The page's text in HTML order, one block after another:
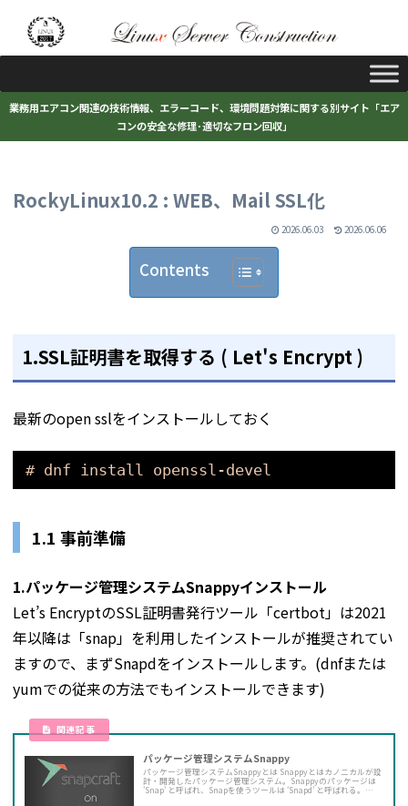
業務用エアコン関連の技術情報、エラーコード、環境問題対策に関する別サイト「エア
コンの安全な修理･適切なフロン回収」
RockyLinux10.2 : WEB、Mail SSL化
2026.06.03 2026.06.06
Contents
1.SSL証明書を取得する ( Let's Encrypt )
最新のopen sslをインストールしておく
# dnf install openssl-devel
1.1 事前準備
1.パッケージ管理システムSnappyインストール
Let’s EncryptのSSL証明書発行ツール「certbot」は2021
年以降は「snap」を利用したインストールが推奨されてい
ますので、まずSnapdをインストールします。(dnfまたは
yumでの従来の方法でもインストールできます)
パッケージ管理システムSnappy
パッケージ管理システムSnappyとは Snappyとはカノニカルが設
計・開発したパッケージ管理システム。Snappyのパッケージは
'Snap' と呼ばれ、Snapを使うツールは 'Snapd' と呼ばれる。
Snapは様々なLinuxディストリビューションで動作するので、デ